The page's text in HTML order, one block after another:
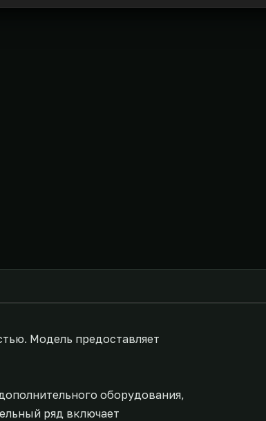
Модель предоставляет
оборудования,
ряд включает